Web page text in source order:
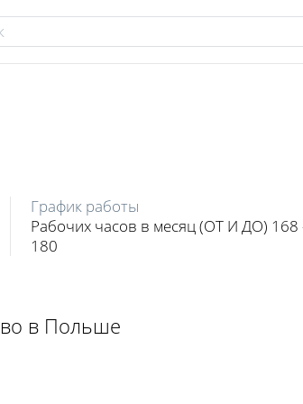
График работы
Рабочих часов в месяц (ОТ И ДО) 168
180
в Польше